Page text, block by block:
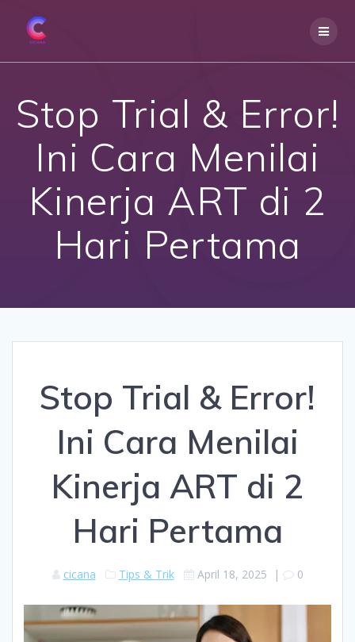
Stop Trial & Error!
Ini Cara Menilai
Kinerja ART di 2
Hari Pertama
Stop Trial & Error!
Ini Cara Menilai
Kinerja ART di 2
Hari Pertama
cicana Tips & Trik April 18, 2025 | 0